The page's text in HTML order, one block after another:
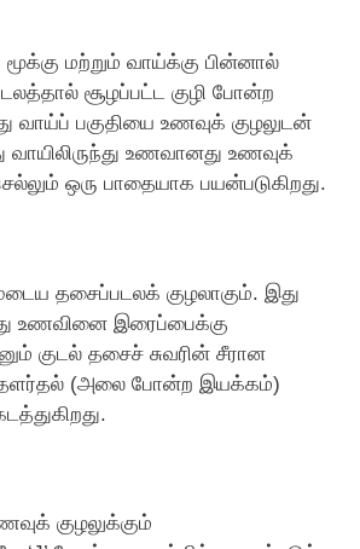
மற்றும் வாய்க்கு பின்னால்
சூழப்பட்ட குழி போன்ற
வாய்ப் பகுதியை உணவுக் குழலுடன்
உணவானது உணவுக்
ஒரு பாதையாக பயன்படுகிறது.
தசைப்படலக் குழலாகும். இது
உணவினை இரைப்பைக்கு
குடல் தசைச் சுவரின் சீரான
தளர்தல் (அலை போன்ற இயக்கம்)
குழலுக்கும்